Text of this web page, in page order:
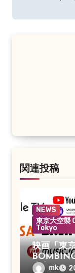
ナ
関連投稿
NEWS
東京大空襲
Tokyo
映画「東
決定mk